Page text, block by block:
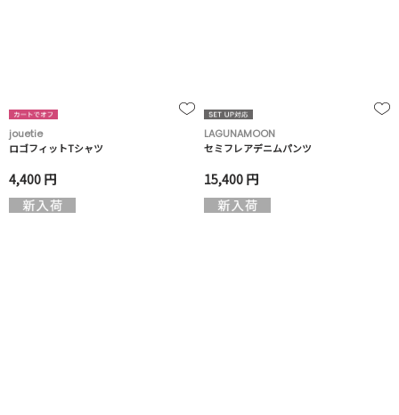
jouetie
ロゴフィットTシャツ
4,400 円
LAGUNAMOON
セミフレアデニムパンツ
15,400 円